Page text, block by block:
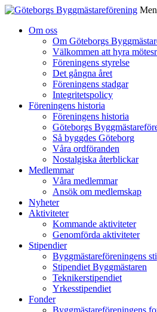
Om oss
Om Göteborgs
Välkommen att hyra
Föreningens styrelse
Det gångna året
Föreningens stadgar
Integritetspolicy
Föreningens historia
Föreningens historia
Göteborgs
Så byggdes Göteborg
Våra ordföranden
Nostalgiska återblickar
Medlemmar
Våra medlemmar
Ansök om medlemskap
Nyheter
Aktiviteter
Kommande aktiviteter
Genomförda aktiviteter
Stipendier
Byggmästareföreningens
Stipendiet Byggmästaren
Teknikerstipendiet
Yrkesstipendiet
Fonder
Byggmästareföreningens